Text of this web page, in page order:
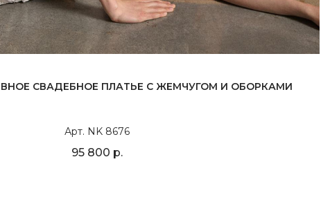
СВАДЕБНОЕ ПЛАТЬЕ С ЖЕМЧУГОМ И ОБОРКАМИ
Арт. NK 8676
95 800 р.